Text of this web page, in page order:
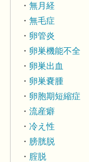
無月経
無毛症
卵管炎
卵巣機能不全
卵巣出血
卵巣嚢腫
卵胞期短縮症
流産癖
冷え性
膀胱脱
腟脱